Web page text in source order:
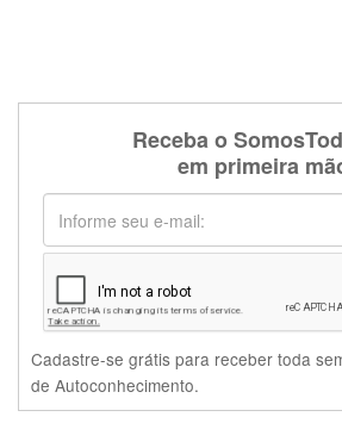
Receba o
em primeira
Cadastre-se grátis para receber toda
de Autoconhecimento.